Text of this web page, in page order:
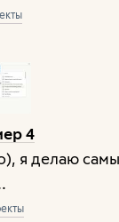
4
я делаю